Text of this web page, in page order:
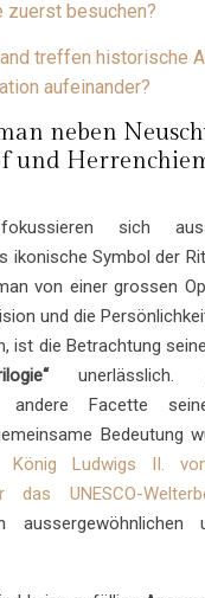
zuerst besuchen?
treffen historische
aufeinander?
neben
und
sich
ikonische Symbol der
von einer grossen
und die
ist die Betrachtung
unerlässlich.
andere Facette
Bedeutung
König Ludwigs II.
UNESCO-
aussergewöhnlichen